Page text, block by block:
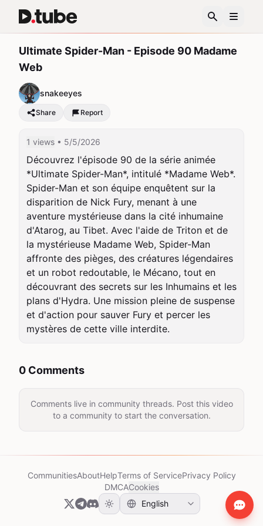
Ultimate Spider-Man - Episode 90 Madame
Web
snakeeyes
Share Report
1 views • 5/5/2026
Découvrez l'épisode 90 de la série animée
*Ultimate Spider-Man*, intitulé *Madame Web*.
Spider-Man et son équipe enquêtent sur la
disparition de Nick Fury, menant à une
aventure mystérieuse dans la cité inhumaine
d'Atarog, au Tibet. Avec l'aide de Triton et de
la mystérieuse Madame Web, Spider-Man
affronte des pièges, des créatures légendaires
et un robot redoutable, le Mécano, tout en
découvrant des secrets sur les Inhumains et les
plans d'Hydra. Une mission pleine de suspense
et d'action pour sauver Fury et percer les
mystères de cette ville interdite.
0 Comments
Comments live in community threads. Post this video
to a community to start the conversation.
CommunitiesAboutHelpTerms of ServicePrivacy Policy
DMCACookies